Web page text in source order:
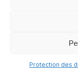
Protection des